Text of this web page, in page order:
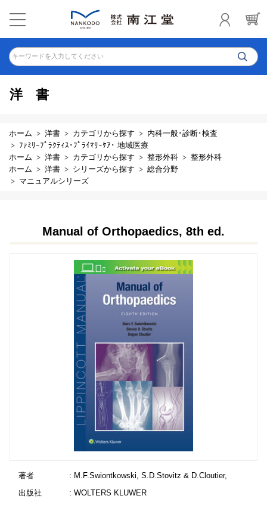
キーワードを入力してください
洋書
ホーム 洋書 カテゴリから探す
内科一般･診断･検査
ﾌｧﾐﾘｰﾌﾟﾗｸﾃｨｽ･ﾌﾟﾗｲﾏﾘｰｹｱ･ 地域医療
ホーム
洋書 カテゴリから探す 整形外科
整形外科
ホーム
洋書 シリーズから探す
総合分野
マニュアルシリーズ
Manual of Orthopaedics, 8th ed.
著者
: M.F.Swiontkowski, S.D.Stovitz & D.Cloutier,
出版社
: WOLTERS KLUWER